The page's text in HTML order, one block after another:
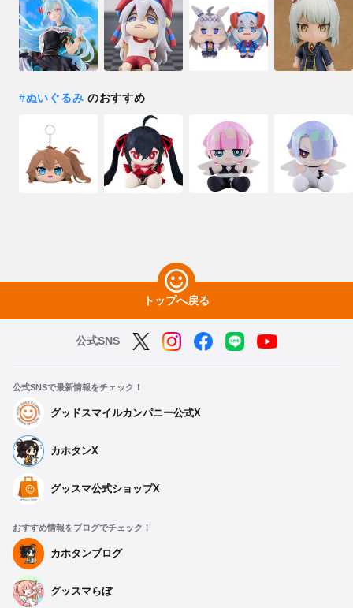
#ぬいぐるみ のおすすめ
トップへ戻る
公式SNS
公式SNSで最新情報をチェック！
グッドスマイルカンパニー公式X
カホタンX
グッスマ公式ショップX
おすすめ情報をブログでチェック！
カホタンブログ
グッスマらぼ